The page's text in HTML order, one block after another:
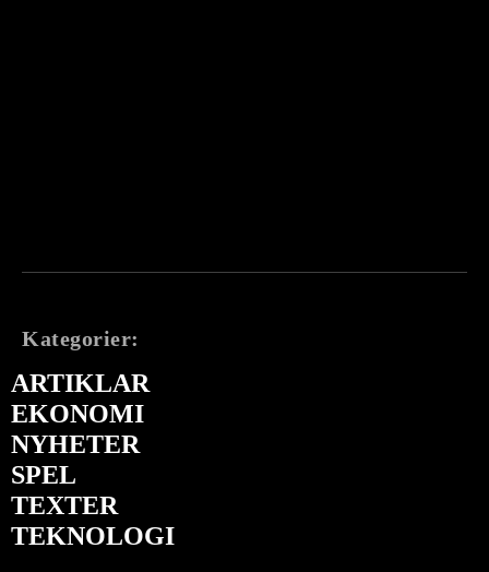
Kategorier:
ARTIKLAR
EKONOMI
NYHETER
SPEL
TEXTER
TEKNOLOGI